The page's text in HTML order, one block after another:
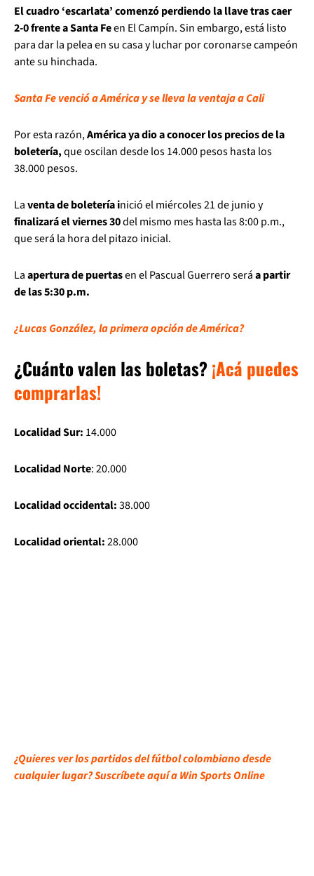
El cuadro ‘escarlata’ comenzó perdiendo la llave tras caer
2-0 frente a Santa Feen El Campín. Sin embargo, está listo
para dar la pelea en su casa y luchar por coronarse campeón
ante su hinchada.
Santa Fe venció a América y se lleva la ventaja a Cali
Por esta razón,América ya dio a conocer los precios de la
boletería,que oscilan desde los 14.000 pesos hasta los
38.000 pesos.
Laventa de boletería inició el miércoles 21 de junio y
finalizará el viernes 30del mismo mes hasta las 8:00 p.m.,
que será la hora del pitazo inicial.
Laapertura de puertasen el Pascual Guerrero seráa partir
de las 5:30 p.m.
¿Lucas González, la primera opción de América?
¿Cuánto valen las boletas?¡Acá puedes
comprarlas!
Localidad Sur: 14.000
Localidad Norte: 20.000
Localidad occidental:38.000
Localidad oriental:28.000
¿Quieres ver los partidos del fútbol colombiano desde
cualquier lugar? Suscríbete aquí a Win Sports Online